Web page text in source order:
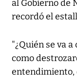
al Gobierno de
recordó el
"¿Quién se va
como
entendimiento,